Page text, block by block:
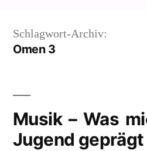
Schlagwort-Archiv:
Omen 3
Musik – Was
Jugend geprägt